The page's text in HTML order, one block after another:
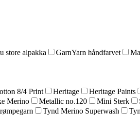
store alpakka GarnYarn håndfarvet
8/4 Print Heritage Heritage Paints
Merino Metallic no.120 Mini Sterk
Tynd Merino Superwash